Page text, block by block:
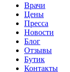
Врачи
Цены
Пресса
Новости
Блог
Отзывы
Бутик
Контакты